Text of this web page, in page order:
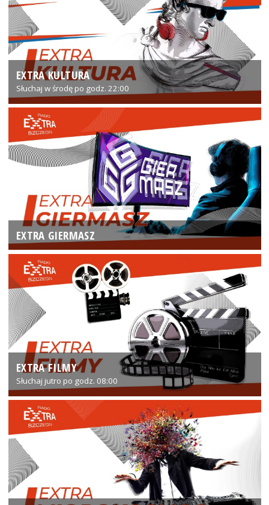
EXTRA KULTURA
Słuchaj w środę po godz. 22:00
EXTRA GIERMASZ
EXTRA FILMY
Słuchaj jutro po godz. 08:00